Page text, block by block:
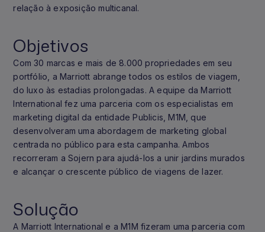
relação à exposição multicanal.
Objetivos
Com 30 marcas e mais de 8.000 propriedades em seu
portfólio, a Marriott abrange todos os estilos de viagem,
do luxo às estadias prolongadas. A equipe da Marriott
International fez uma parceria com os especialistas em
marketing digital da entidade Publicis, M1M, que
desenvolveram uma abordagem de marketing global
centrada no público para esta campanha. Ambos
recorreram a Sojern para ajudá-los a unir jardins murados
e alcançar o crescente público de viagens de lazer.
Solução
A Marriott International e a M1M fizeram uma parceria com